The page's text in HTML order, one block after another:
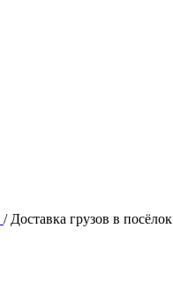
/ Доставка грузов в